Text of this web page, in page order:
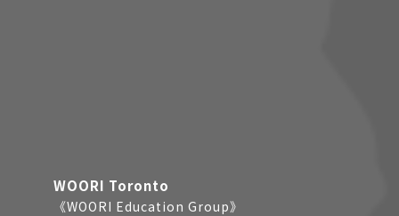
WOORI Toronto
《WOORI Education Group》